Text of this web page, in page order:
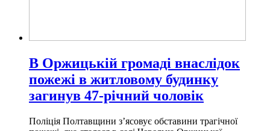
В Оржицькій громаді внаслідок
пожежі в житловому будинку
загинув 47-річний чоловік
Поліція Полтавщини зʼясовує обставини трагічної